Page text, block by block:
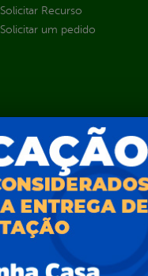
Solicitar Recurso
Solicitar um pedido